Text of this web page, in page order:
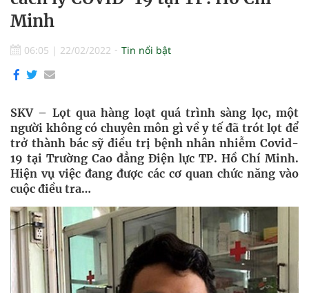
Minh
06:05 | 22/02/2022 Tin nổi bật
SKV – Lọt qua hàng loạt quá trình sàng lọc, một
người không có chuyên môn gì về y tế đã trót lọt để
trở thành bác sỹ điều trị bệnh nhân nhiễm Covid-
19 tại Trường Cao đẳng Điện lực TP. Hồ Chí Minh.
Hiện vụ việc đang được các cơ quan chức năng vào
cuộc điều tra…